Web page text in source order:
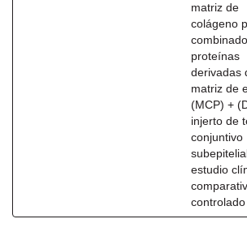
matriz de
colágeno
proteínas
derivadas
matriz de
(MCP) +
injerto de
conjuntivo
estudio
controlado